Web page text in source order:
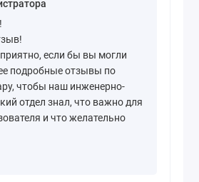
если бы вы могли
подробные отзывы по
чтобы наш инженерно-
отдел знал, что важно для
и что желательно